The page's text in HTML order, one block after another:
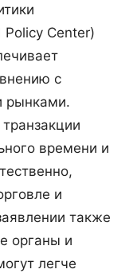
Policy Center)
с
рынками.
времени и
и
также
органы и
легче